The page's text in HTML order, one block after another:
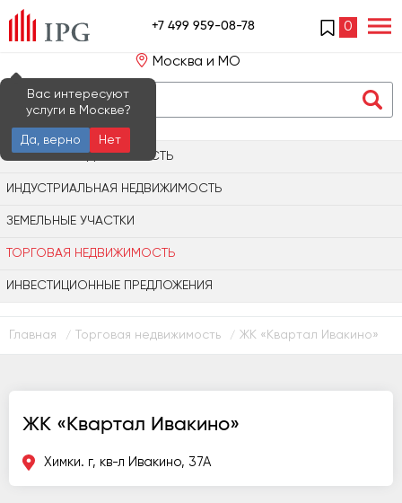
+7 499 959-08-78 0
Москва и МО
Вас интересуют
услуги в Москве?
Да, верно
Нет
ОФИСНАЯ НЕДВИЖИМОСТЬ
ИНДУСТРИАЛЬНАЯ НЕДВИЖИМОСТЬ
ЗЕМЕЛЬНЫЕ УЧАСТКИ
ТОРГОВАЯ НЕДВИЖИМОСТЬ
ИНВЕСТИЦИОННЫЕ ПРЕДЛОЖЕНИЯ
Главная / Торговая недвижимость / ЖК «Квартал Ивакино»
ЖК «Квартал Ивакино»
Химки. г, кв-л Ивакино, 37А